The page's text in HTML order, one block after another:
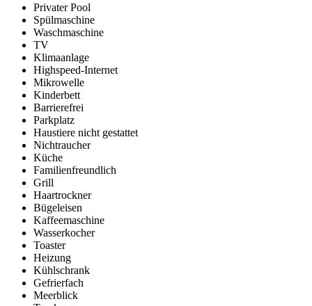
Privater Pool
Spülmaschine
Waschmaschine
TV
Klimaanlage
Highspeed-Internet
Mikrowelle
Kinderbett
Barrierefrei
Parkplatz
Haustiere nicht gestattet
Nichtraucher
Küche
Familienfreundlich
Grill
Haartrockner
Bügeleisen
Kaffeemaschine
Wasserkocher
Toaster
Heizung
Kühlschrank
Gefrierfach
Meerblick